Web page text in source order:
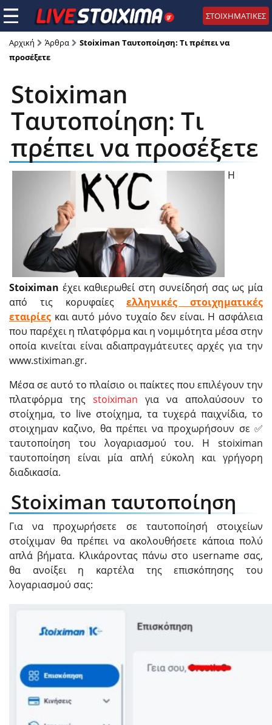
ΣΤΟΙΧΗΜΑΤΙΚΕΣ
Αρχική Άρθρα
Stoiximan Ταυτοποίηση: Τι πρέπει να
προσέξετε
Stoiximan
Ταυτοποίηση: Τι
πρέπει να προσέξετε
Η
Stoiximan έχει καθιερωθεί στη συνείδησή σας ως μία
από τις κορυφαίεςελληνικές στοιχηματικές
εταιρίες και αυτό μόνο τυχαίο δεν είναι. Η ασφάλεια
που παρέχει η πλατφόρμα και η νομιμότητα μέσα στην
οποία κινείται είναι αδιαπραγμάτευτες αρχές για την
www.stiximan.gr.
Μέσα σε αυτό το πλαίσιο οι παίκτες που επιλέγουν την
πλατφόρμα της stoiximan για να απολαύσουν το
στοίχημα, το live στοίχημα, τα τυχερά παιχνίδια, το
στοιχημαν καζινο, θα πρέπει να προχωρήσουν σε ✅
ταυτοποίηση του λογαριασμού του. Η stoiximan
ταυτοποίηση είναι μία απλή εύκολη και γρήγορη
διαδικασία.
Stoiximan ταυτοποίηση
Για να προχωρήσετε σε ταυτοποίησή στοιχείων
στοίχιμαν θα πρέπει να ακολουθήσετε κάποια πολύ
απλά βήματα. Κλικάροντας πάνω στο username σας,
θα ανοίξει η καρτέλα της επισκόπησης του
λογαριασμού σας: